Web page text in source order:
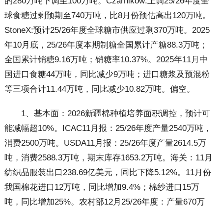
球食糖过剩预期至740万吨，比8月份预估高出120万吨。
StoneX:预计25/26年度全球糖市供应过剩370万吨。2025
年10月底，25/26年度本期制糖全国累计产糖88.3万吨；
全国累计销糖9.16万吨；销糖率10.37%。2025年11月中
国进口食糖44万吨，同比减少9万吨；进口糖浆及预混粉
等三项合计11.44万吨，同比减少10.82万吨。偏空。
1、基本面：2026新疆棉种植培养面积调控，预计可
能减幅超10%。ICAC11月报：25/26年度产量2540万吨，
消费2500万吨。USDA11月报：25/26年度产量2614.5万
吨，消费2588.3万吨，期末库存1653.2万吨。海关：11月
纺织品服装出口238.69亿美元，同比下降5.12%。11月份
我国棉花进口12万吨，同比增加9.4%；棉纱进口15万
吨，同比增加25%。农村部12月25/26年度：产量670万